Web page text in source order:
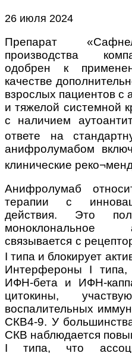
26 июля 2024
Препарат
производства
одобрен к
качестве
взрослых пациентов с
и тяжелой системной
с наличием
ответе на
анифролумабом
клинические
Анифролумаб
терапии с
действия. Это
моноклональное
связывается с
I типа и блокирует
Интерфероны I
ИФН-бета и ИФН-
цитокины,
воспалительных
СКВ4-9. У
СКВ наблюдается
I типа, что